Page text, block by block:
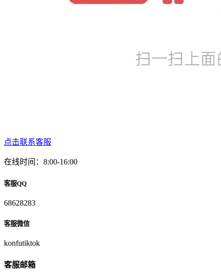
点击联系客服
在线时间：8:00-16:00
客服QQ
68628283
客服微信
konfutiktok
客服邮箱